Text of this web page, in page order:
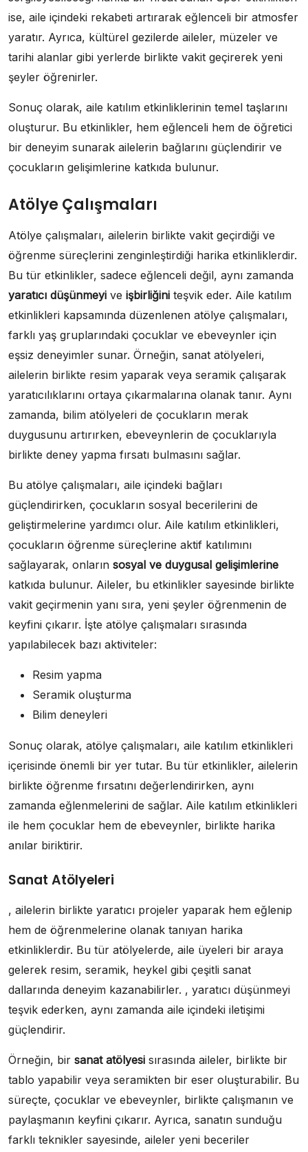
ise, aile içindeki rekabeti artırarak eğlenceli bir atmosfer
yaratır. Ayrıca, kültürel gezilerde aileler, müzeler ve
tarihi alanlar gibi yerlerde birlikte vakit geçirerek yeni
şeyler öğrenirler.
Sonuç olarak, aile katılım etkinliklerinin temel taşlarını
oluşturur. Bu etkinlikler, hem eğlenceli hem de öğretici
bir deneyim sunarak ailelerin bağlarını güçlendirir ve
çocukların gelişimlerine katkıda bulunur.
Atölye Çalışmaları
Atölye çalışmaları, ailelerin birlikte vakit geçirdiği ve
öğrenme süreçlerini zenginleştirdiği harika etkinliklerdir.
Bu tür etkinlikler, sadece eğlenceli değil, aynı zamanda
yaratıcı düşünmeyi ve işbirliğini teşvik eder. Aile katılım
etkinlikleri kapsamında düzenlenen atölye çalışmaları,
farklı yaş gruplarındaki çocuklar ve ebeveynler için
eşsiz deneyimler sunar. Örneğin, sanat atölyeleri,
ailelerin birlikte resim yaparak veya seramik çalışarak
yaratıcılıklarını ortaya çıkarmalarına olanak tanır. Aynı
zamanda, bilim atölyeleri de çocukların merak
duygusunu artırırken, ebeveynlerin de çocuklarıyla
birlikte deney yapma fırsatı bulmasını sağlar.
Bu atölye çalışmaları, aile içindeki bağları
güçlendirirken, çocukların sosyal becerilerini de
geliştirmelerine yardımcı olur. Aile katılım etkinlikleri,
çocukların öğrenme süreçlerine aktif katılımını
sağlayarak, onların sosyal ve duygusal gelişimlerine
katkıda bulunur. Aileler, bu etkinlikler sayesinde birlikte
vakit geçirmenin yanı sıra, yeni şeyler öğrenmenin de
keyfini çıkarır. İşte atölye çalışmaları sırasında
yapılabilecek bazı aktiviteler:
Resim yapma
Seramik oluşturma
Bilim deneyleri
Sonuç olarak, atölye çalışmaları, aile katılım etkinlikleri
içerisinde önemli bir yer tutar. Bu tür etkinlikler, ailelerin
birlikte öğrenme fırsatını değerlendirirken, aynı
zamanda eğlenmelerini de sağlar. Aile katılım etkinlikleri
ile hem çocuklar hem de ebeveynler, birlikte harika
anılar biriktirir.
Sanat Atölyeleri
, ailelerin birlikte yaratıcı projeler yaparak hem eğlenip
hem de öğrenmelerine olanak tanıyan harika
etkinliklerdir. Bu tür atölyelerde, aile üyeleri bir araya
gelerek resim, seramik, heykel gibi çeşitli sanat
dallarında deneyim kazanabilirler. , yaratıcı düşünmeyi
teşvik ederken, aynı zamanda aile içindeki iletişimi
güçlendirir.
Örneğin, bir sanat atölyesi sırasında aileler, birlikte bir
tablo yapabilir veya seramikten bir eser oluşturabilir. Bu
süreçte, çocuklar ve ebeveynler, birlikte çalışmanın ve
paylaşmanın keyfini çıkarır. Ayrıca, sanatın sunduğu
farklı teknikler sayesinde, aileler yeni beceriler